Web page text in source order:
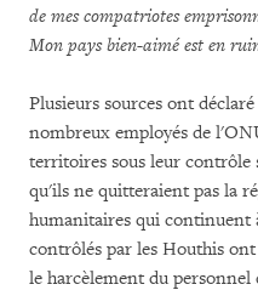
de mes compatriotes
Mon pays bien-aimé est en
Plusieurs sources ont
nombreux employés de
territoires sous leur contrôle
qu'ils ne quitteraient pas la
humanitaires qui continuent
contrôlés par les Houthis
le harcèlement du personnel